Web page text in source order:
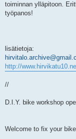
toiminnan ylläpitoon.
työpanos!
lisätietoja:
http://
//
D.I.Y. bike workshop
Welcome to fix your